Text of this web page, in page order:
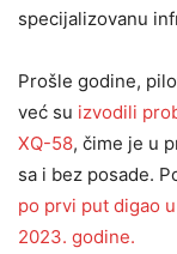
specijalizovanu
Prošle godine,
već su izvodili
XQ-58, čime je u
sa i bez posade.
po prvi put digao
2023. godine.